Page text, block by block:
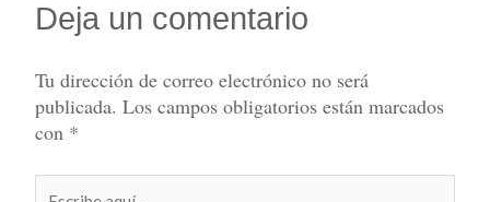
Deja un comentario
Tu dirección de correo electrónico no será
publicada. Los campos obligatorios están marcados
con *